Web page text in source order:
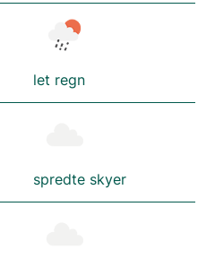
let regn
spredte skyer